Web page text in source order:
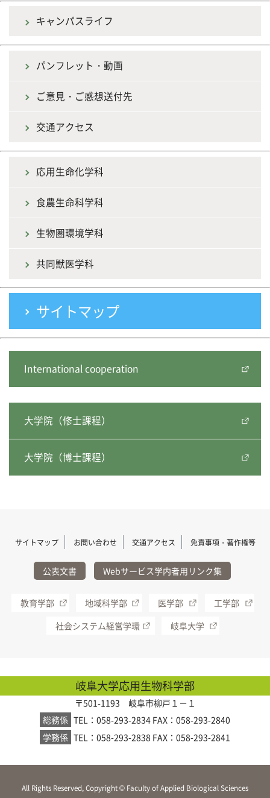
キャンパスライフ
パンフレット・動画
ご意見・ご感想送付先
交通アクセス
応用生命化学科
食農生命科学科
生物圏環境学科
共同獣医学科
サイトマップ
International cooperation
大学院（修士課程）
大学院（博士課程）
サイトマップ お問い合わせ 交通アクセス 免責事項・著作権等
公表文書 Webサービス学内者用リンク集
教育学部 地域科学部 医学部
工学部
社会システム経営学環
岐阜大学
岐阜大学応用生物科学部
〒501-1193 岐阜市柳戸１－１
総務係 TEL：058-293-2834 FAX：058-293-2840
学務係 TEL：058-293-2838 FAX：058-293-2841
All Rights Reserved, Copyright © Faculty of Applied Biological Sciences